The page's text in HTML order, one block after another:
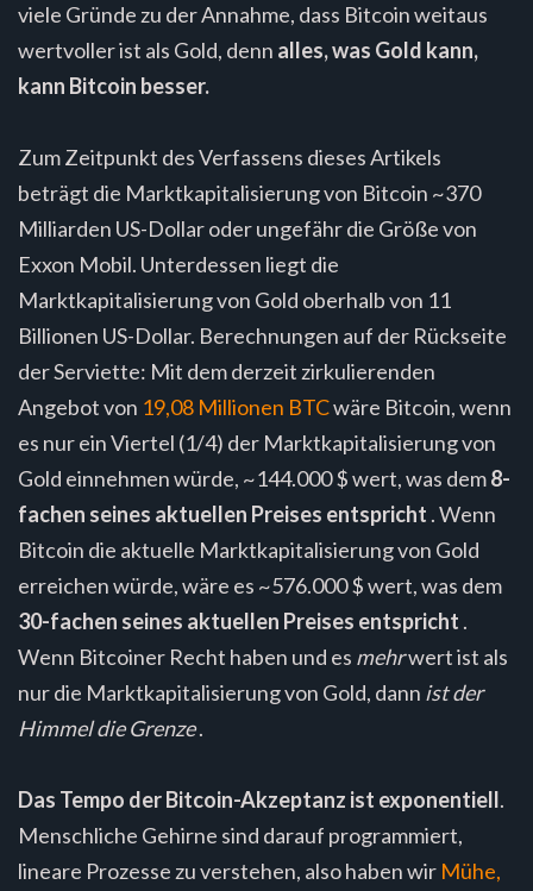
viele Gründe zu der Annahme, dass Bitcoin weitaus
wertvoller ist als Gold, denn alles, was Gold kann,
kann Bitcoin besser.
Zum Zeitpunkt des Verfassens dieses Artikels
beträgt die Marktkapitalisierung von Bitcoin ~370
Milliarden US-Dollar oder ungefähr die Größe von
Exxon Mobil. Unterdessen liegt die
Marktkapitalisierung von Gold oberhalb von 11
Billionen US-Dollar. Berechnungen auf der Rückseite
der Serviette: Mit dem derzeit zirkulierenden
Angebot von 19,08 Millionen BTCwäre Bitcoin, wenn
es nur ein Viertel (1/4) der Marktkapitalisierung von
Gold einnehmen würde, ~144.000 $ wert, was dem8-
fachen seines aktuellen Preises entspricht . Wenn
Bitcoin die aktuelle Marktkapitalisierung von Gold
erreichen würde, wäre es ~576.000 $ wert, was dem
30-fachen seines aktuellen Preises entspricht .
Wenn Bitcoiner Recht haben und es mehrwert ist als
nur die Marktkapitalisierung von Gold, dann ist der
Himmel die Grenze.
Das Tempo der Bitcoin-Akzeptanz ist exponentiell.
Menschliche Gehirne sind darauf programmiert,
lineare Prozesse zu verstehen, also haben wir Mühe,